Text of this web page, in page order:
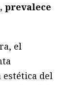
prevalece
el
del